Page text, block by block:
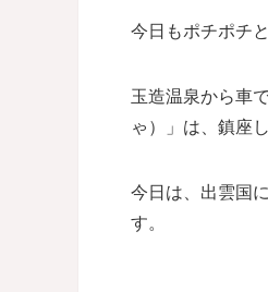
今日もポチポチ
玉造温泉から車
ゃ）」は、鎮座
今日は、出雲国
す。